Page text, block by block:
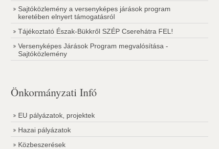
Sajtóközlemény a versenyképes járások program
keretében elnyert támogatásról
Tájékoztató Észak-Bükkről SZÉP Cserehátra FEL!
Versenyképes Járások Program megvalósítása -
Sajtóközlemény
Önkormányzati Infó
EU pályázatok, projektek
Hazai pályázatok
Közbeszerések